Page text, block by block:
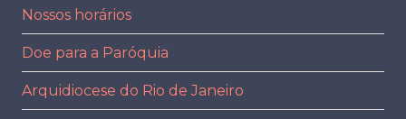
Nossos horários
Doe para a Paróquia
Arquidiocese do Rio de Janeiro